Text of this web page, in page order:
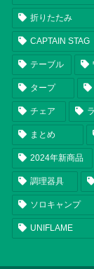
折りたたみ
CAPTAIN STAG
テーブル
タープ
チェア
まとめ
2024年新商品
調理器具
ソロキャンプ
UNIFLAME